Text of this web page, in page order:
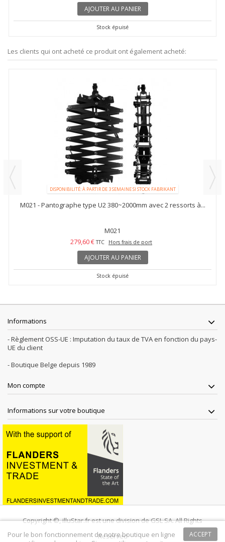
AJOUTER AU PANIER
Stock épuisé
Les clients qui ont acheté ce produit ont également acheté:
DISPONIBILITÉ: À PARTIR DE 3 SEMAINE SI STOCK FABRIKANT
M021 - Pantographe type U2 380~2000mm avec 2 ressorts à...
M021
279,60 € TTC Hors frais de port
AJOUTER AU PANIER
Stock épuisé
Informations
- Règlement OSS-UE : Imputation du taux de TVA en fonction du pays-
UE du client
- Boutique Belge depuis 1989
Mon compte
Informations sur votre boutique
Copyright ©, illuStar.fr est une division de GSL SA. All Rights
Reserved
ACCEPT
Pour le bon fonctionnement de notre boutique en ligne